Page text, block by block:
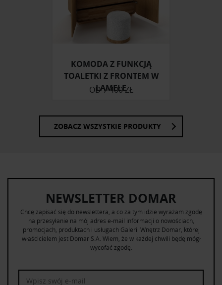
KOMODA Z FUNKCJĄ
TOALETKI Z FRONTEM W
LAMELE
OD7 400 ZŁ
ZOBACZ WSZYSTKIE PRODUKTY
NEWSLETTER DOMAR
Chcę zapisać się do newslettera, a co za tym idzie wyrażam zgodę
na przesyłanie na mój adres e-mail informacji o nowościach,
promocjach, produktach i usługach Galerii Wnętrz Domar, której
właścicielem jest Domar S.A. Wiem, że w każdej chwili będę mógł
wycofać zgodę.